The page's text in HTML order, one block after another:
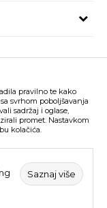
prikazu slika i samih
kompletne i bez
i ne podrazumijeva da
provjeriti pozivom
SOFT. Sva prava
pravilno te kako
svrhom poboljšavanja
sadržaj i oglase,
promet. Nastavkom
kolačića.
Saznaj više